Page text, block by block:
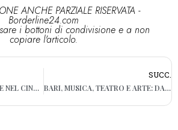
ANCHE PARZIALE RISERVATA -
Borderline24.com
i bottoni di condivisione e a non
copiare l'articolo.
BARI, ALL’ARENA 4 PALME NEL CINEMA GALLERIA ARRIVA «EASY – UN VIAGGIO FACILE FACILE»
SUCC.
BARI, MUSICA, TEATRO E ARTE: DA VENERDÌ “R…ESTATE CON NOI” IN TUTTI I QUARTIERI A NORD DELLA CITTÀ